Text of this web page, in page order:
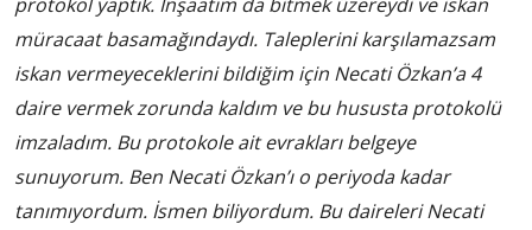
müracaat basamağındaydı. Taleplerini karşılamazsam
iskan vermeyeceklerini bildiğim için Necati Özkan’a 4
daire vermek zorunda kaldım ve bu hususta protokolü
imzaladım. Bu protokole ait evrakları belgeye
sunuyorum. Ben Necati Özkan’ı o periyoda kadar
tanımıyordum. İsmen biliyordum. Bu daireleri Necati